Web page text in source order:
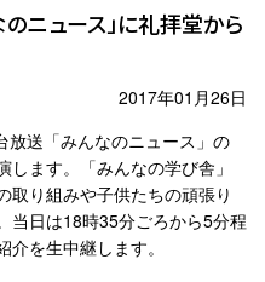
ニュース」に礼拝堂から
2017年01月26日
送「みんなのニュース」の
します。「みんなの学び舎」
取り組みや子供たちの頑張り
当日は18時35分ごろから5分程
を生中継します。